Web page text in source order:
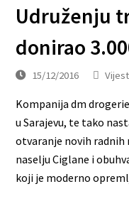
Udruženju
donirao
15/12/2016
Kompanija dm
u Sarajevu, te tako
otvaranje novih radnih
naselju Ciglane i
koji je moderno